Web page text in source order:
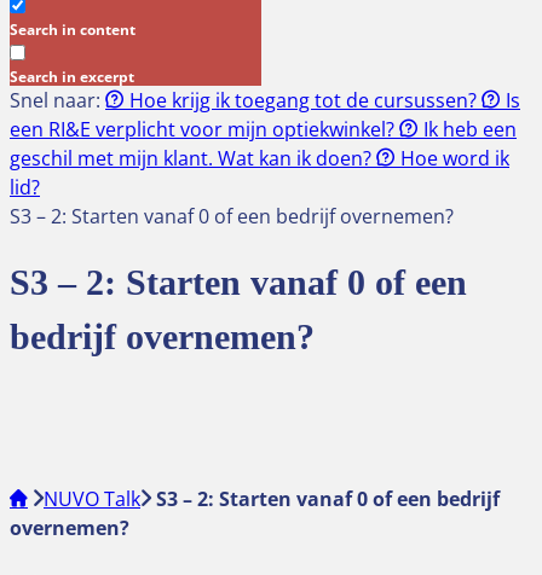
Search in content
Search in excerpt
Snel naar: Hoe krijg ik toegang tot de cursussen?
Is
een RI&E verplicht voor mijn optiekwinkel?
Ik heb een
geschil met mijn klant. Wat kan ik doen?
Hoe word ik
lid?
S3 – 2: Starten vanaf 0 of een bedrijf overnemen?
S3 – 2: Starten vanaf 0 of een
bedrijf overnemen?
NUVO Talk S3 – 2: Starten vanaf 0 of een bedrijf
overnemen?